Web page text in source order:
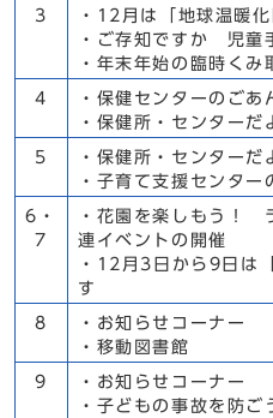
3
・12月は「地球温暖
・ご存知ですか 児童
・年末年始の臨時くみ
4
・保健センターのごあ
・保健所・センターだ
5
・保健所・センターだ
・子育て支援センター
6・
7
・花園を楽しもう！
連イベントの開催
・12月3日から9日は
す
8
・お知らせコーナー
・移動図書館
9
・お知らせコーナー
・子どもの事故を防ご